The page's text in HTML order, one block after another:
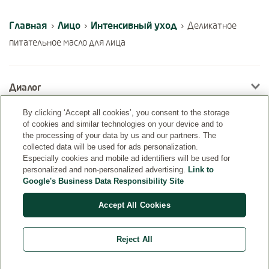
Главная › Лицо › Интенсивный уход › Деликатное
питательное масло для лица
Диалог
Информация
By clicking ‘Accept all cookies’, you consent to the storage
of cookies and similar technologies on your device and to
the processing of your data by us and our partners. The
collected data will be used for ads personalization.
Especially cookies and mobile ad identifiers will be used for
personalized and non-personalized advertising. Link to
Google's Business Data Responsibility Site
Accept All Cookies
Reject All